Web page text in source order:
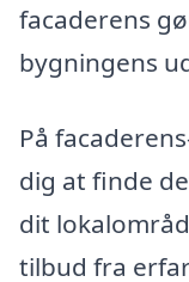
facaderens
bygningens
På
dig at finde
dit
tilbud fra